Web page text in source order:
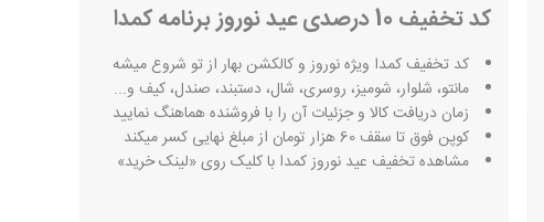
کد تخفیف 10 درصدی عید نوروز برنامه کمدا
کد تخفیف کمدا ویژه نوروز و کالکشن بهار از تو شروع میشه
مانتو، شلوار، شومیز، روسری، شال، دستبند، صندل، کیف و...
زمان دریافت کالا و جزئیات آن را با فروشنده هماهنگ نمایید
کوپن فوق تا سقف 60 هزار تومان از مبلغ نهایی کسر میکند
مشاهده تخفیف عید نوروز کمدا با کلیک روی «لینک خرید»